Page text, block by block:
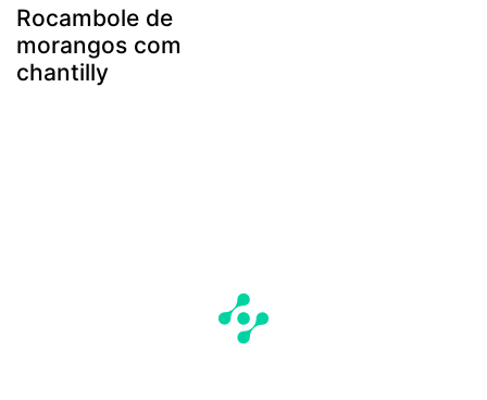
Rocambole de
morangos com
chantilly